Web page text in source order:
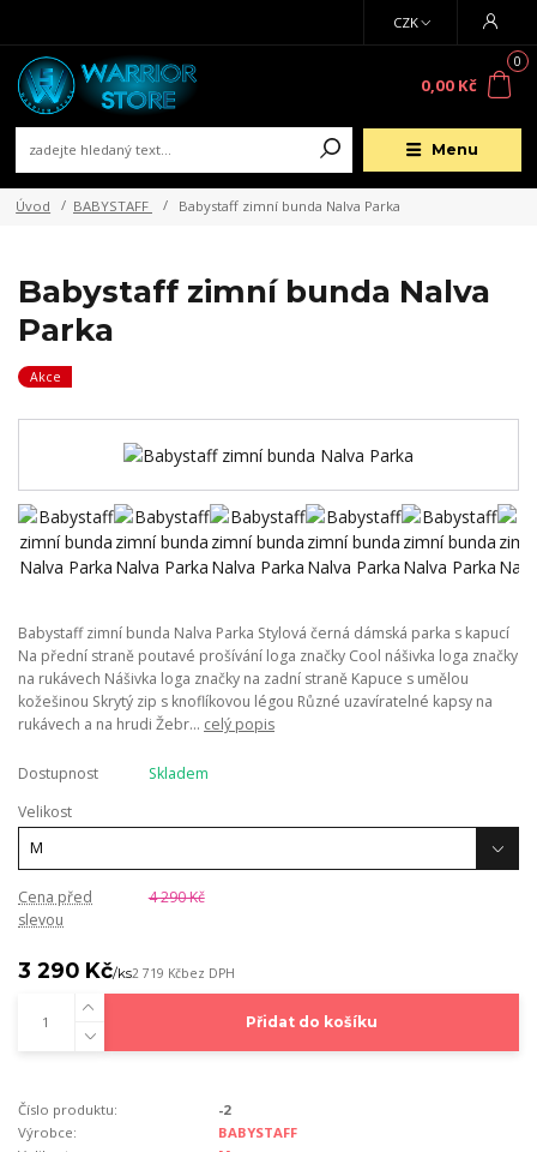
Menu
CZK
0
0,00 Kč
Úvod BABYSTAFF Babystaff zimní bunda Nalva Parka
Babystaff zimní bunda Nalva
Parka
Akce
Babystaff zimní bunda Nalva Parka Stylová černá dámská parka s kapucí
Na přední straně poutavé prošívání loga značky Cool nášivka loga značky
na rukávech Nášivka loga značky na zadní straně Kapuce s umělou
kožešinou Skrytý zip s knoflíkovou légou Různé uzavíratelné kapsy na
rukávech a na hrudi Žebr... celý popis
Dostupnost
Skladem
Velikost
Cena před
slevou
4 290 Kč
3 290 Kč/ks2 719 Kčbez DPH
Přidat do košíku
Číslo produktu:
-2
Výrobce:
BABYSTAFF